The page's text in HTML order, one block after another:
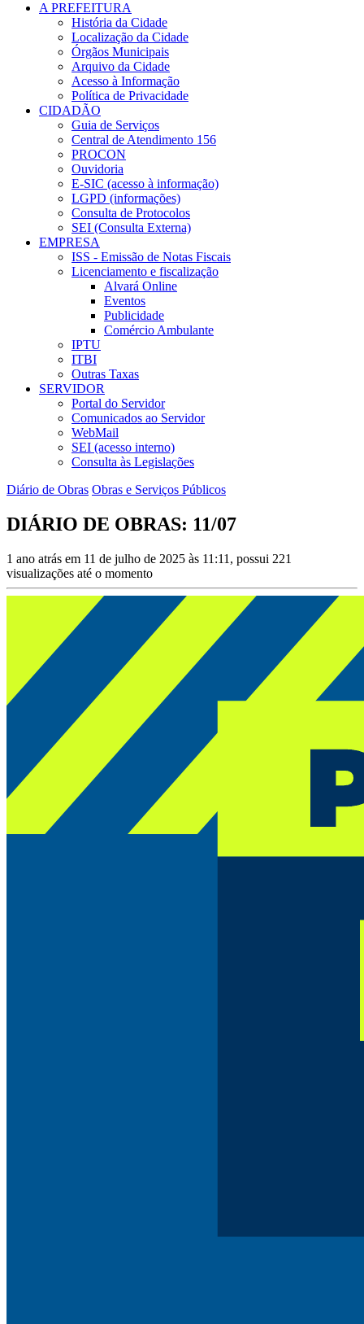
A PREFEITURA
História da Cidade
Localização da Cidade
Órgãos Municipais
Arquivo da Cidade
Acesso à Informação
Política de Privacidade
CIDADÃO
Guia de Serviços
Central de Atendimento 156
PROCON
Ouvidoria
E-SIC (acesso à informação)
LGPD (informações)
Consulta de Protocolos
SEI (Consulta Externa)
EMPRESA
ISS - Emissão de Notas Fiscais
Licenciamento e fiscalização
Alvará Online
Eventos
Publicidade
Comércio Ambulante
IPTU
ITBI
Outras Taxas
SERVIDOR
Portal do Servidor
Comunicados ao Servidor
WebMail
SEI (acesso interno)
Consulta às Legislações
Diário de Obras Obras e Serviços Públicos
DIÁRIO DE OBRAS: 11/07
1 ano atrás em 11 de julho de 2025 às 11:11, possui 221
visualizações até o momento